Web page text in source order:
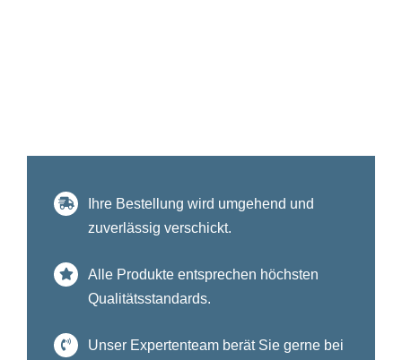
Ihre Bestellung wird umgehend und
zuverlässig verschickt.
Alle Produkte entsprechen höchsten
Qualitätsstandards.
Unser Expertenteam berät Sie gerne bei